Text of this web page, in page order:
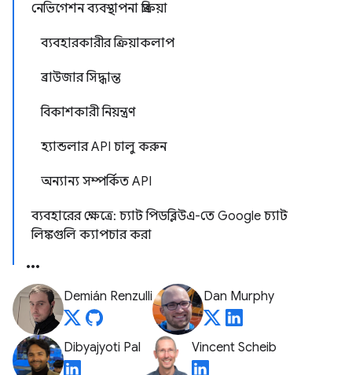
নেভিগেশন ব্যবস্থাপনা প্রক্রিয়া
ব্যবহারকারীর ক্রিয়াকলাপ
ব্রাউজার সিদ্ধান্ত
বিকাশকারী নিয়ন্ত্রণ
হ্যান্ডলার API চালু করুন
অন্যান্য সম্পর্কিত API
ব্যবহারের ক্ষেত্রে: চ্যাট পিডব্লিউএ-তে Google চ্যাট
লিঙ্কগুলি ক্যাপচার করা
Demián Renzulli Dan Murphy
Dibyajyoti Pal Vincent Scheib